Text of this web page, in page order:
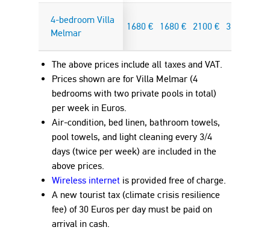
4-bedroom Villa
Melmar
1680 € 1680 € 2100 € 3360
The above prices include all taxes and VAT.
Prices shown are for Villa Melmar (4
bedrooms with two private pools in total)
per week in Euros.
Air-condition, bed linen, bathroom towels,
pool towels, and light cleaning every 3/4
days (twice per week) are included in the
above prices.
Wireless internet is provided free of charge.
A new tourist tax (climate crisis resilience
fee) of 30 Euros per day must be paid on
arrival in cash.